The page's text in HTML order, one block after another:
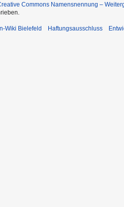
Commons Namensnennung –
Wiki Bielefeld Haftungsausschluss